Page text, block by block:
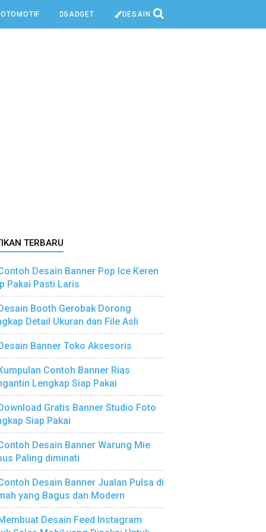
OTOMOTIF GADGET DESAIN
TERBARU
Desain Banner Pop Ice Keren
Pakai Pasti Laris
Booth Gerobak Dorong
Detail Ukuran dan File Asli
Banner Toko Aksesoris
Contoh Banner Rias
Lengkap Siap Pakai
Gratis Banner Studio Foto
Siap Pakai
Desain Banner Warung Mie
Paling diminati
Desain Banner Jualan Pulsa di
yang Bagus dan Modern
Desain Feed Instagram